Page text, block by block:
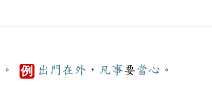
。 例 出門在外 ， 凡事要當心 。